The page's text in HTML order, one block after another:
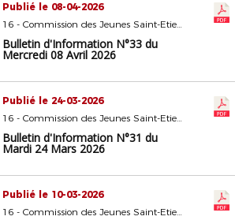
Publié le 08-04-2026
16 - Commission des Jeunes Saint-Etienne
Bulletin d'Information N°33 du
Mercredi 08 Avril 2026
Publié le 24-03-2026
16 - Commission des Jeunes Saint-Etienne
Bulletin d'Information N°31 du
Mardi 24 Mars 2026
Publié le 10-03-2026
16 - Commission des Jeunes Saint-Etienne